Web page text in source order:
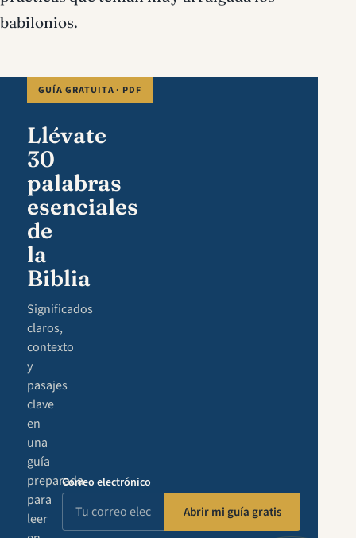
babilonios.
GUÍA GRATUITA · PDF
Llévate
30
palabras
esenciales
de
la
Biblia
Significados
claros,
contexto
y
pasajes
clave
en
una
guía
preparada
para
leer
Correo electrónico
Abrir mi guía gratis